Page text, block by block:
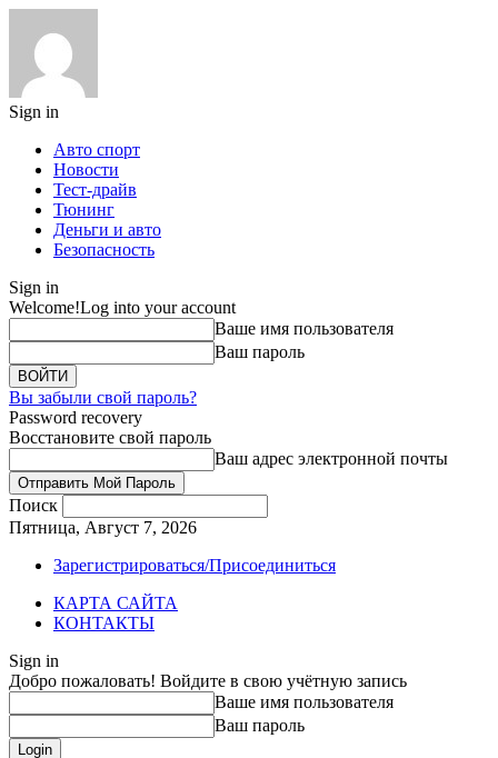
Sign in
Авто спорт
Новости
Тест-драйв
Тюнинг
Деньги и авто
Безопасность
Sign in
Welcome!Log into your account
Ваше имя пользователя
Ваш пароль
Вы забыли свой пароль?
Password recovery
Восстановите свой пароль
Ваш адрес электронной почты
Поиск
Пятница, Август 7, 2026
Зарегистрироваться/Присоединиться
КАРТА САЙТА
КОНТАКТЫ
Sign in
Добро пожаловать! Войдите в свою учётную запись
Ваше имя пользователя
Ваш пароль